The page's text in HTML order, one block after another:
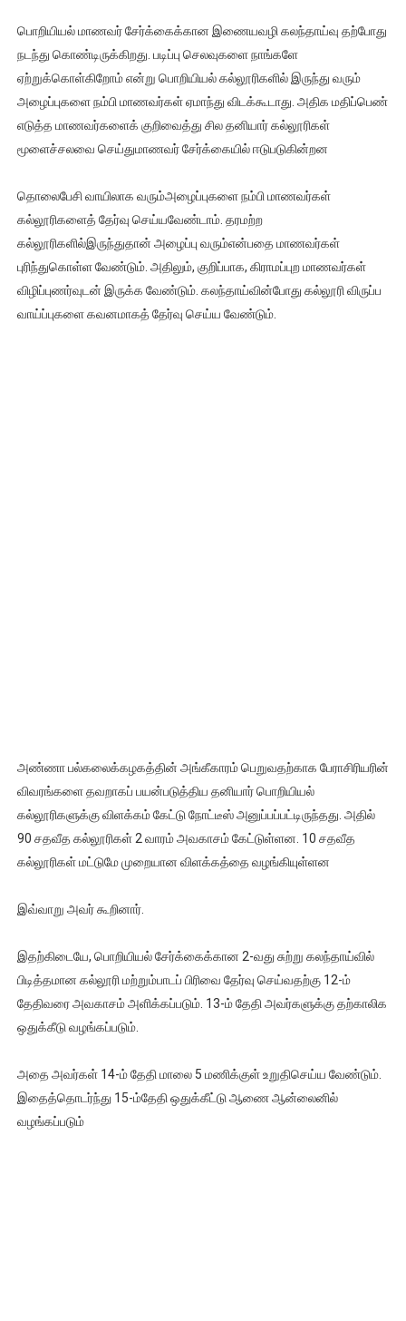
பொறியியல் மாணவர் சேர்க்கைக்கான இணையவழி கலந்தாய்வு தற்போது
நடந்து கொண்டிருக்கிறது. படிப்பு செலவுகளை நாங்களே
ஏற்றுக்கொள்கிறோம் என்று பொறியியல் கல்லூரிகளில் இருந்து வரும்
அழைப்புகளை நம்பி மாணவர்கள் ஏமாந்து விடக்கூடாது. அதிக மதிப்பெண்
எடுத்த மாணவர்களைக் குறிவைத்து சில தனியார் கல்லூரிகள்
மூளைச்சலவை செய்துமாணவர் சேர்க்கையில் ஈடுபடுகின்றன
தொலைபேசி வாயிலாக வரும்அழைப்புகளை நம்பி மாணவர்கள்
கல்லூரிகளைத் தேர்வு செய்யவேண்டாம். தரமற்ற
கல்லூரிகளில்இருந்துதான் அழைப்பு வரும்என்பதை மாணவர்கள்
புரிந்துகொள்ள வேண்டும். அதிலும், குறிப்பாக, கிராமப்புற மாணவர்கள்
விழிப்புணர்வுடன் இருக்க வேண்டும். கலந்தாய்வின்போது கல்லூரி விருப்ப
வாய்ப்புகளை கவனமாகத் தேர்வு செய்ய வேண்டும்.
அண்ணா பல்கலைக்கழகத்தின் அங்கீகாரம் பெறுவதற்காக பேராசிரியரின்
விவரங்களை தவறாகப் பயன்படுத்திய தனியார் பொறியியல்
கல்லூரிகளுக்கு விளக்கம் கேட்டு நோட்டீஸ் அனுப்பப்பட்டிருந்தது. அதில்
90 சதவீத கல்லூரிகள் 2 வாரம் அவகாசம் கேட்டுள்ளன. 10 சதவீத
கல்லூரிகள் மட்டுமே முறையான விளக்கத்தை வழங்கியுள்ளன
இவ்வாறு அவர் கூறினார்.
இதற்கிடையே, பொறியியல் சேர்க்கைக்கான 2-வது சுற்று கலந்தாய்வில்
பிடித்தமான கல்லூரி மற்றும்பாடப் பிரிவை தேர்வு செய்வதற்கு 12-ம்
தேதிவரை அவகாசம் அளிக்கப்படும். 13-ம் தேதி அவர்களுக்கு தற்காலிக
ஒதுக்கீடு வழங்கப்படும்.
அதை அவர்கள் 14-ம் தேதி மாலை 5 மணிக்குள் உறுதிசெய்ய வேண்டும்.
இதைத்தொடர்ந்து 15-ம்தேதி ஒதுக்கீட்டு ஆணை ஆன்லைனில்
வழங்கப்படும்